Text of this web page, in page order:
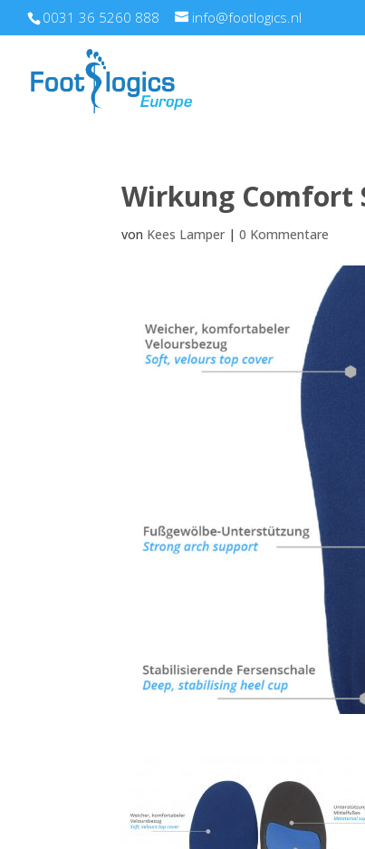
0031 36 5260 888 info@footlogics.nl
Wirkung Comfort
von Kees Lamper |0 Kommentare